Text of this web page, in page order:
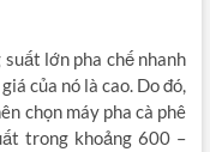
lớn pha chế nhanh
của nó là cao. Do đó,
chọn máy pha cà phê
trong khoảng 600 –